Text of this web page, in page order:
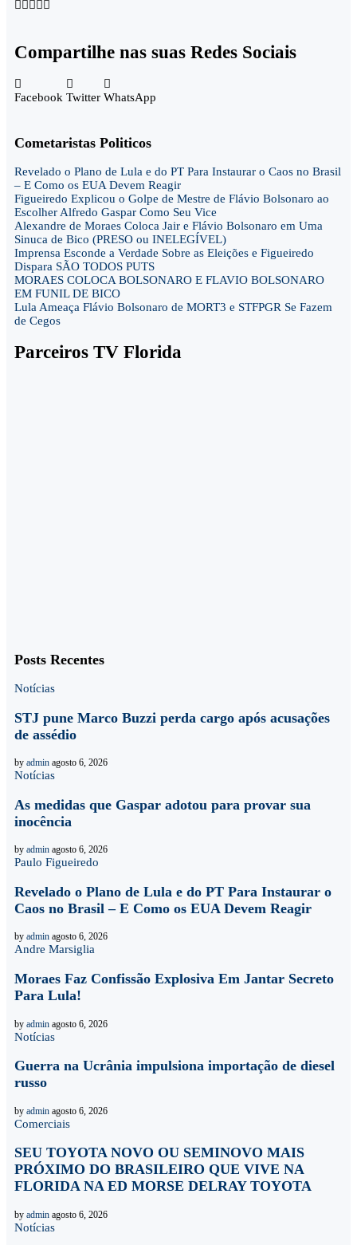
    
Compartilhe nas suas Redes Sociais
Facebook Twitter WhatsApp
Cometaristas Politicos
Revelado o Plano de Lula e do PT Para Instaurar o Caos no Brasil
– E Como os EUA Devem Reagir
Figueiredo Explicou o Golpe de Mestre de Flávio Bolsonaro ao
Escolher Alfredo Gaspar Como Seu Vice
Alexandre de Moraes Coloca Jair e Flávio Bolsonaro em Uma
Sinuca de Bico (PRESO ou INELEGÍVEL)
Imprensa Esconde a Verdade Sobre as Eleições e Figueiredo
Dispara SÃO TODOS PUTS
MORAES COLOCA BOLSONARO E FLAVIO BOLSONARO
EM FUNIL DE BICO
Lula Ameaça Flávio Bolsonaro de MORT3 e STFPGR Se Fazem
de Cegos
Parceiros TV Florida
Posts Recentes
Notícias
STJ pune Marco Buzzi perda cargo após acusações
de assédio
by admin agosto 6, 2026
Notícias
As medidas que Gaspar adotou para provar sua
inocência
by admin agosto 6, 2026
Paulo Figueiredo
Revelado o Plano de Lula e do PT Para Instaurar o
Caos no Brasil – E Como os EUA Devem Reagir
by admin agosto 6, 2026
Andre Marsiglia
Moraes Faz Confissão Explosiva Em Jantar Secreto
Para Lula!
by admin agosto 6, 2026
Notícias
Guerra na Ucrânia impulsiona importação de diesel
russo
by admin agosto 6, 2026
Comerciais
SEU TOYOTA NOVO OU SEMINOVO MAIS
PRÓXIMO DO BRASILEIRO QUE VIVE NA
FLORIDA NA ED MORSE DELRAY TOYOTA
by admin agosto 6, 2026
Notícias